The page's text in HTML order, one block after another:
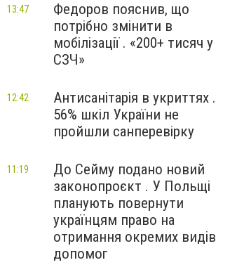
Федоров пояснив, що
потрібно змінити в
мобілізації . «200+ тисяч у
СЗЧ»
13:47
Антисанітарія в укриттях .
56% шкіл України не
пройшли санперевірку
12:42
До Сейму подано новий
законопроєкт . У Польщі
планують повернути
українцям право на
отримання окремих видів
допомог
11:19